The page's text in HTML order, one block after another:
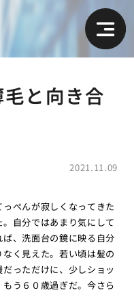
と向き合
2021.11.09
ぺんが寂しくなってきた
自分ではあまり気にして
、洗面台の鏡に映る自分
く見えた。若い頃は髪の
っただけに、少しショッ
う６０歳過ぎだ。今さら